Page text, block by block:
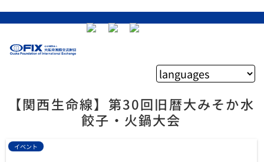
【関西生命線】第30回旧暦大みそか水
餃子・火鍋大会
イベント